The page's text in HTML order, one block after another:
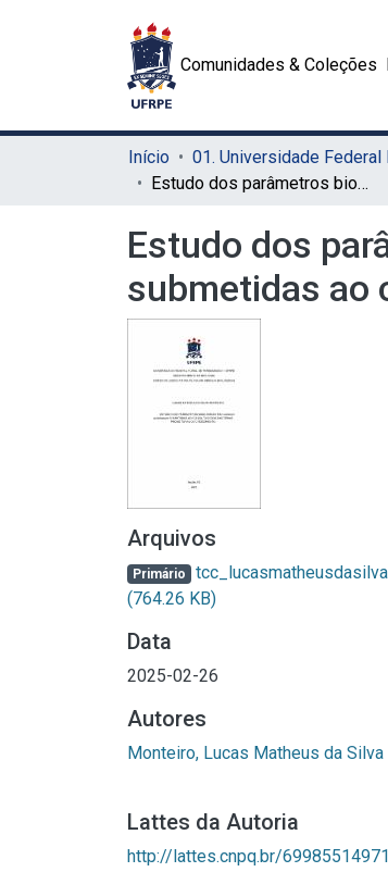
Comunidades & Coleções
Início
Estudo dos parâmetros bioquímicos em Canistrum aurantiacum submetidas ao co-cultivo com bactérias promotoras de crescimento
Estudo dos
submetidas ao
Arquivos
Primário
(764.26 KB)
Data
2025-02-26
Autores
Monteiro, Lucas Matheus da Silva
Lattes da Autoria
http://lattes.cnpq.br/